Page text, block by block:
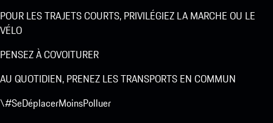
POUR LES TRAJETS COURTS, PRIVILÉGIEZ LA MARCHE OU LE
VÉLO
PENSEZ À COVOITURER
AU QUOTIDIEN, PRENEZ LES TRANSPORTS EN COMMUN
\#SeDéplacerMoinsPolluer